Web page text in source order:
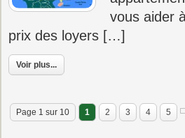
vous aider
prix des loyers […]
Voir plus...
Page 1 sur 10 1 2 3 4 5